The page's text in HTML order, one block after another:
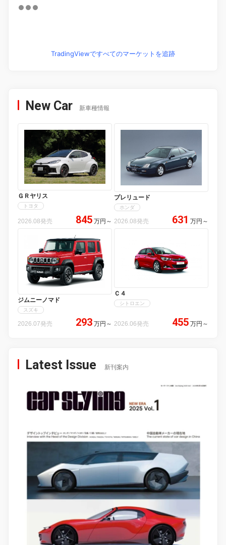
TradingViewですべてのマーケットを追跡
New Car 新車種情報
ＧＲヤリス
トヨタ
2026.08発売 845 万円 ～
プレリュード
ホンダ
2026.08発売 631 万円 ～
ジムニーノマド
スズキ
2026.07発売 293 万円 ～
Ｃ４
シトロエン
2026.06発売 455 万円 ～
Latest Issue 新刊案内